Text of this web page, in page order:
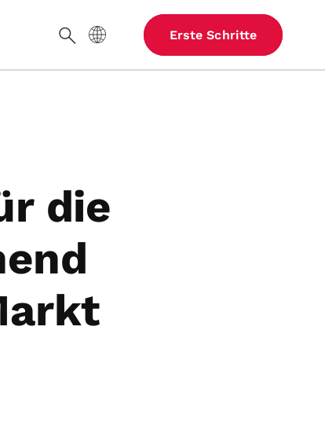
Suche Erste Schritte
die